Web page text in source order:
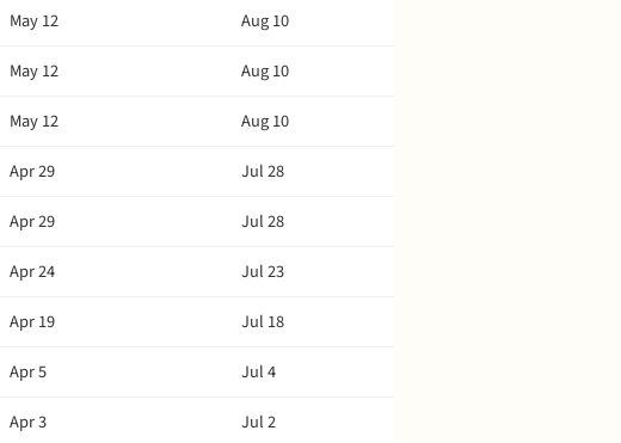
May 12
Aug 10
May 12
Aug 10
May 12
Aug 10
Apr 29
Jul 28
Apr 29
Jul 28
Apr 24
Jul 23
Apr 19
Jul 18
Apr 5
Jul 4
Apr 3
Jul 2